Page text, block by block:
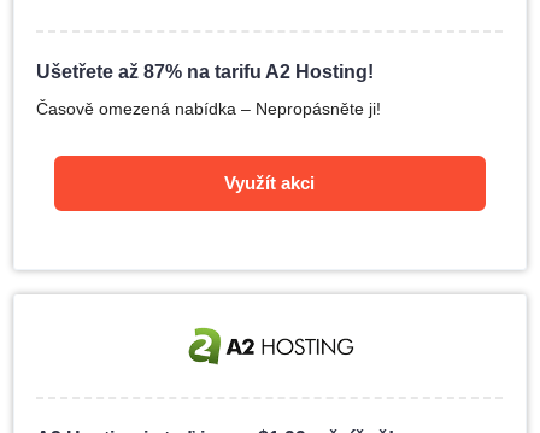
Ušetřete až 87% na tarifu A2 Hosting!
Časově omezená nabídka – Nepropásněte ji!
Využít akci